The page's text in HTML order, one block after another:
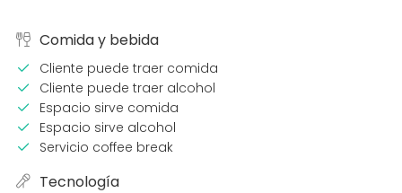
Comida y bebida
Cliente puede traer comida
Cliente puede traer alcohol
Espacio sirve comida
Espacio sirve alcohol
Servicio coffee break
Tecnología